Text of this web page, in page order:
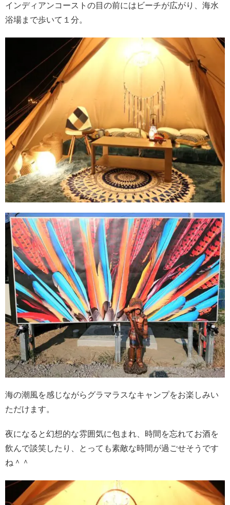
インディアンコーストの目の前にはビーチが広がり、海水
浴場まで歩いて１分。
海の潮風を感じながらグラマラスなキャンプをお楽しみい
ただけます。
夜になると幻想的な雰囲気に包まれ、時間を忘れてお酒を
飲んで談笑したり、とっても素敵な時間が過ごせそうです
ね＾＾